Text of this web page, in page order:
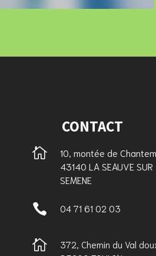
CONTACT

10, montée de
43140 LA SEAUVE SUR
SEMENE
 04 71 61 02 03

372, Chemin du Val